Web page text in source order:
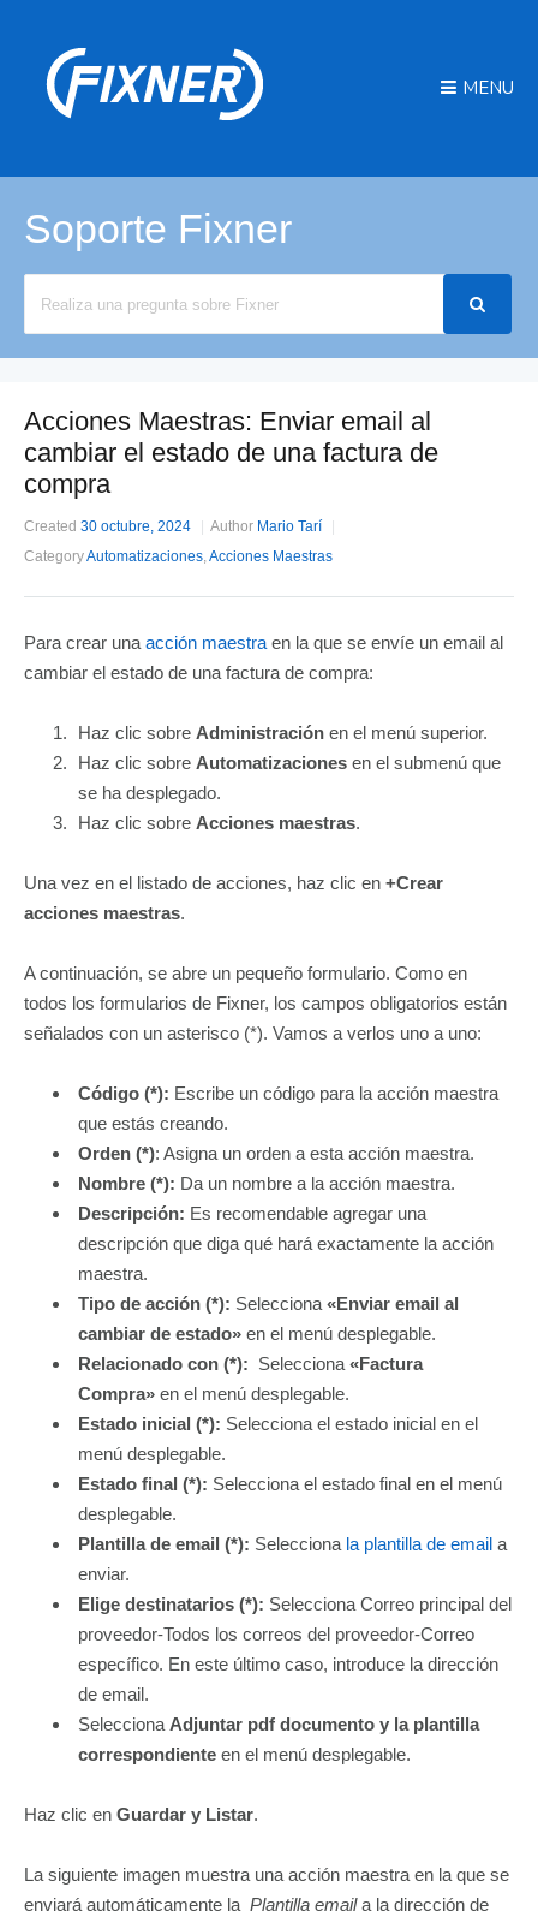
MENU
Soporte Fixner
Acciones Maestras: Enviar email al
cambiar el estado de una factura de
compra
Created 30 octubre, 2024 Author Mario Tarí
CategoryAutomatizaciones,Acciones Maestras
Para crear una acción maestra en la que se envíe un email al
cambiar el estado de una factura de compra:
Haz clic sobre Administración en el menú superior.
Haz clic sobre Automatizaciones en el submenú que
se ha desplegado.
Haz clic sobre Acciones maestras.
Una vez en el listado de acciones, haz clic en +Crear
acciones maestras.
A continuación, se abre un pequeño formulario. Como en
todos los formularios de Fixner, los campos obligatorios están
señalados con un asterisco (*). Vamos a verlos uno a uno:
Código (*): Escribe un código para la acción maestra
que estás creando.
Orden (*): Asigna un orden a esta acción maestra.
Nombre (*): Da un nombre a la acción maestra.
Descripción: Es recomendable agregar una
descripción que diga qué hará exactamente la acción
maestra.
Tipo de acción (*): Selecciona «Enviar email al
cambiar de estado» en el menú desplegable.
Relacionado con (*): Selecciona «Factura
Compra» en el menú desplegable.
Estado inicial (*): Selecciona el estado inicial en el
menú desplegable.
Estado final (*): Selecciona el estado final en el menú
desplegable.
Plantilla de email (*): Selecciona la plantilla de email a
enviar.
Elige destinatarios (*): Selecciona Correo principal del
proveedor-Todos los correos del proveedor-Correo
específico. En este último caso, introduce la dirección
de email.
Selecciona Adjuntar pdf documento y la plantilla
correspondiente en el menú desplegable.
Haz clic en Guardar y Listar.
La siguiente imagen muestra una acción maestra en la que se
enviará automáticamente la Plantilla emaila la dirección de